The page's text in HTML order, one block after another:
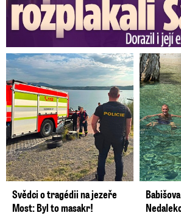
Video se
Prezident Petr Pavel v Plzni na
Vyrazil tam s belgickým králem
Zdroj: Blesk - Zbyněk Schnapka; Foto -
Svědci o tragédii na jezeře
Most: Byl to masakr!